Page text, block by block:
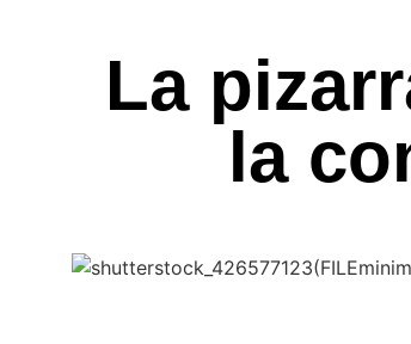
La
la